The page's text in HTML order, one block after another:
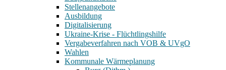
Stellenangebote
Ausbildung
Digitalisierung
Ukraine-Krise - Flüchtlingshilfe
Vergabeverfahren nach VOB & UVgO
Wahlen
Kommunale Wärmeplanung